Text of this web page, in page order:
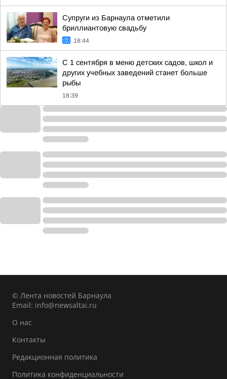
Супруги из Барнаула отметили
бриллиантовую свадьбу
18:44
С 1 сентября в меню детских садов, школ и
других учебных заведений станет больше
рыбы
18:39
© Лента новостей Барнаула
Email: info@newsaltai.ru
О нас
Контакты
Редакционная политика
Политика конфиденциальности